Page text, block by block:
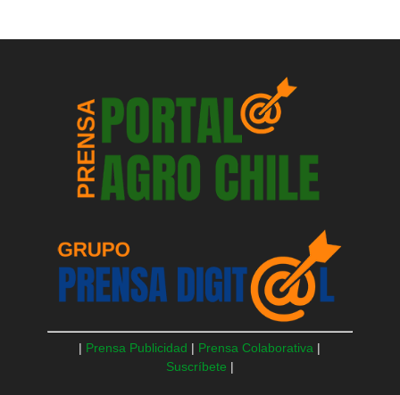
| Prensa Publicidad | Prensa Colaborativa |
Suscríbete |